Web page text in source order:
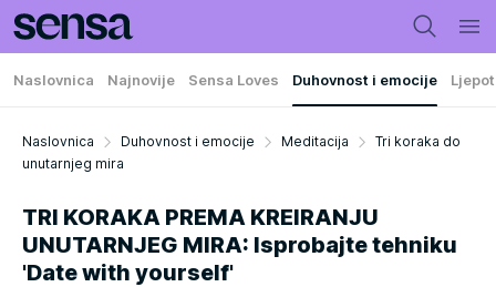
Naslovnica Najnovije Sensa Loves Duhovnost i emocije
Naslovnica Duhovnost i emocije Meditacija
Tri koraka do
unutarnjeg mira
TRI KORAKA PREMA KREIRANJU
UNUTARNJEG MIRA: Isprobajte tehniku
'Date with yourself'